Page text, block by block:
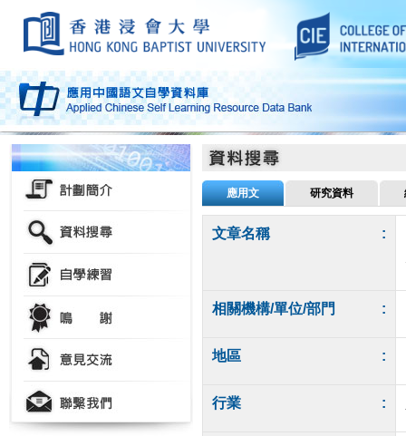
應用文 研究資料
文章名稱 :
相關機構/單位/部門 :
地區 :
行業 :